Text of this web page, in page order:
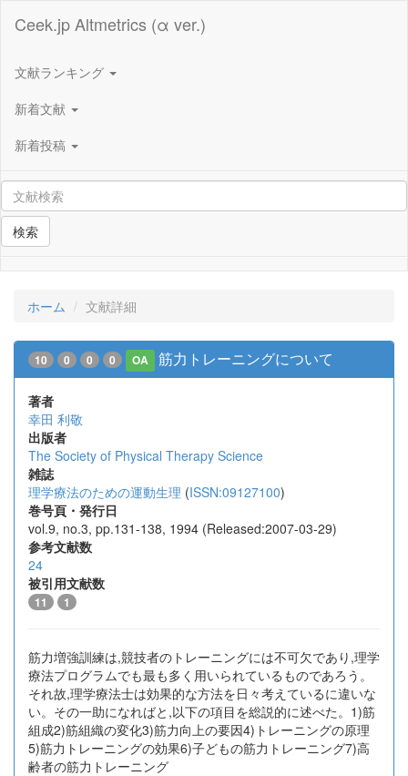
Ceek.jp Altmetrics (α ver.)
文献ランキング
新着文献
新着投稿
検索
ホーム 文献詳細
10 0 0 0 OA 筋力トレーニングについて
著者
幸田 利敬
出版者
The Society of Physical Therapy Science
雑誌
理学療法のための運動生理 (ISSN:09127100)
巻号頁・発行日
vol.9, no.3, pp.131-138, 1994 (Released:2007-03-29)
参考文献数
24
被引用文献数
11 1
筋力増強訓練は,競技者のトレーニングには不可欠であり,理学
療法プログラムでも最も多く用いられているものであろう。
それ故,理学療法士は効果的な方法を日々考えているに違いな
い。その一助になればと,以下の項目を総説的に述べた。1)筋
組成2)筋組織の変化3)筋力向上の要因4)トレーニングの原理
5)筋力トレーニングの効果6)子どもの筋力トレーニング7)高
齢者の筋力トレーニング